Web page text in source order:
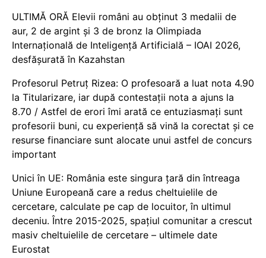
ULTIMĂ ORĂ Elevii români au obținut 3 medalii de
aur, 2 de argint și 3 de bronz la Olimpiada
Internațională de Inteligență Artificială – IOAI 2026,
desfășurată în Kazahstan
Profesorul Petruț Rizea: O profesoară a luat nota 4.90
la Titularizare, iar după contestații nota a ajuns la
8.70 / Astfel de erori îmi arată ce entuziasmați sunt
profesorii buni, cu experiență să vină la corectat și ce
resurse financiare sunt alocate unui astfel de concurs
important
Unici în UE: România este singura țară din întreaga
Uniune Europeană care a redus cheltuielile de
cercetare, calculate pe cap de locuitor, în ultimul
deceniu. Între 2015-2025, spațiul comunitar a crescut
masiv cheltuielile de cercetare – ultimele date
Eurostat